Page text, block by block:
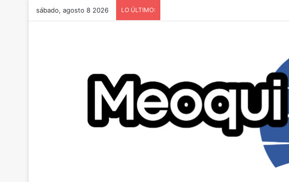
sábado, agosto 8 2026 LO ÚLTIMO: